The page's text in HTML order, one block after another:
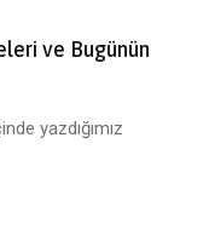
ve Bugünün
yazdığımız